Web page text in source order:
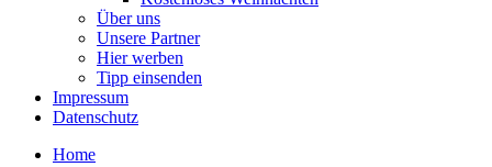
Über uns
Unsere Partner
Hier werben
Tipp einsenden
Impressum
Datenschutz
Home